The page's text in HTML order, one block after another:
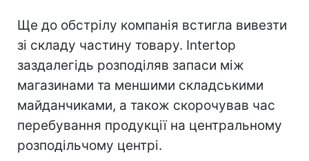
Ще до обстрілу компанія встигла вивезти
зі складу частину товару. Intertop
заздалегідь розподіляв запаси між
магазинами та меншими складськими
майданчиками, а також скорочував час
перебування продукції на центральному
розподільчому центрі.